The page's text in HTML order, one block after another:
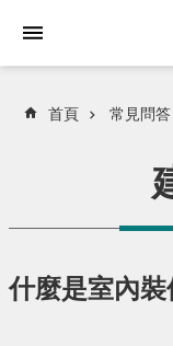
首頁 常見問答
什麼是室內裝